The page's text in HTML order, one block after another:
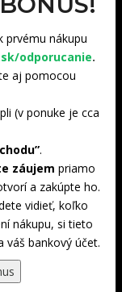
prvému nákupu
odporucanie.
aj pomocou
(v ponuke je cca
.
záujem priamo
a zakúpte ho.
vidieť, koľko
nákupu, si tieto
váš bankový účet.